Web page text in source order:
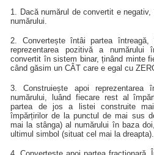
1. Dacă numărul de convertit e
numărului.
2. Convertește întâi partea
reprezentarea pozitivă a
convertit în sistem binar, ținând minte
când găsim un CÂT care e egal cu
3. Construiește apoi
numărului, luând fiecare rest al
partea de jos a listei construite
împărțirilor de la punctul de mai sus
mai la stânga) al numărului în baza
ultimul simbol (situat cel mai la dreapta).